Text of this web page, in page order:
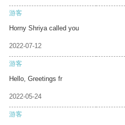
游客
Horny Shriya called you
2022-07-12
游客
Hello, Greetings fr
2022-05-24
游客